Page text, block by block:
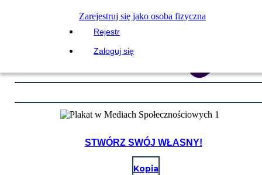
Zarejestruj się jako osoba fizyczna
Rejestr
Zaloguj się
STWÓRZ SWÓJ WŁASNY!
Kopia